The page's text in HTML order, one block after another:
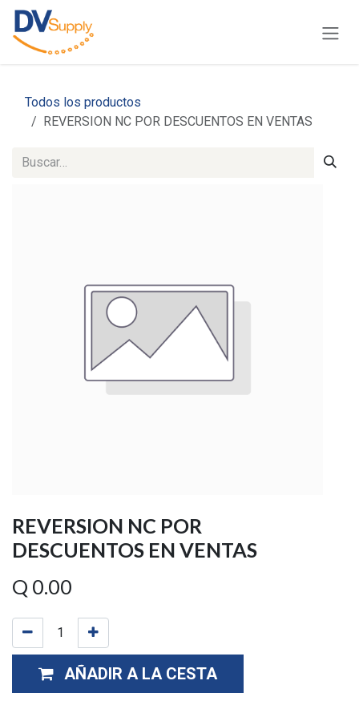
Ir al contenido
Todos los productos
REVERSION NC POR DESCUENTOS EN VENTAS
REVERSION NC POR
DESCUENTOS EN VENTAS
Q 0.00
AÑADIR A LA CESTA